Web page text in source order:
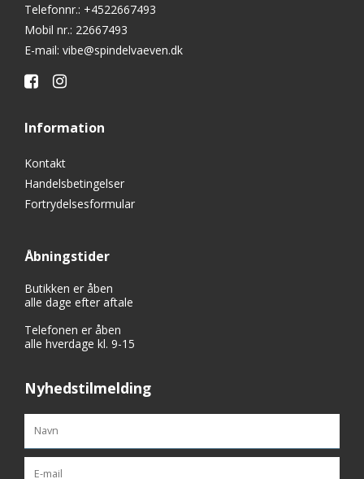
Telefonnr.: +4522667493
Mobil nr.: 22667493
E-mail: vibe@spindelvaeven.dk
Information
Kontakt
Handelsbetingelser
Fortrydelsesformular
Åbningstider
Butikken er åben
alle dage efter aftale
Telefonen er åben
alle hverdage kl. 9-15
Nyhedstilmelding